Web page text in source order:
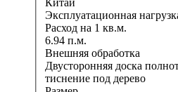
Китай
Эксплуатационная
Расход на 1 кв.м.
6.94 п.м.
Внешняя обработка
Двусторонняя доска
тиснение под дерево